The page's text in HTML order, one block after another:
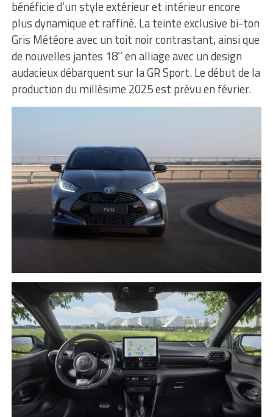
bénéficie d’un style extérieur et intérieur encore
plus dynamique et raffiné. La teinte exclusive bi-ton
Gris Météore avec un toit noir contrastant, ainsi que
de nouvelles jantes 18’’ en alliage avec un design
audacieux débarquent sur la GR Sport. Le début de la
production du millésime 2025 est prévu en février.